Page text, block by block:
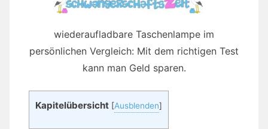
wiederaufladbare Taschenlampe im
persönlichen Vergleich: Mit dem richtigen Test
kann man Geld sparen.
Kapitelübersicht [Ausblenden]